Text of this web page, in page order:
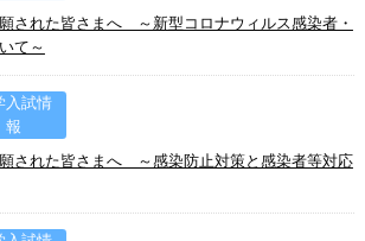
願された皆さまへ ～新型コロナウィルス感染者・
て～
入試情
報
願された皆さまへ ～感染防止対策と感染者等対応